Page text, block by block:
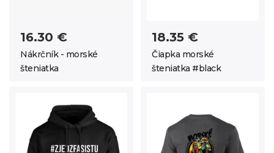
16.30 €
Nákrčník - morské
šteniatka
18.35 €
Čiapka morské
šteniatka #black